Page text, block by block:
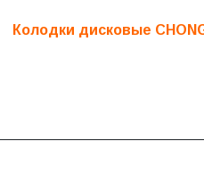
Колодки дисковые